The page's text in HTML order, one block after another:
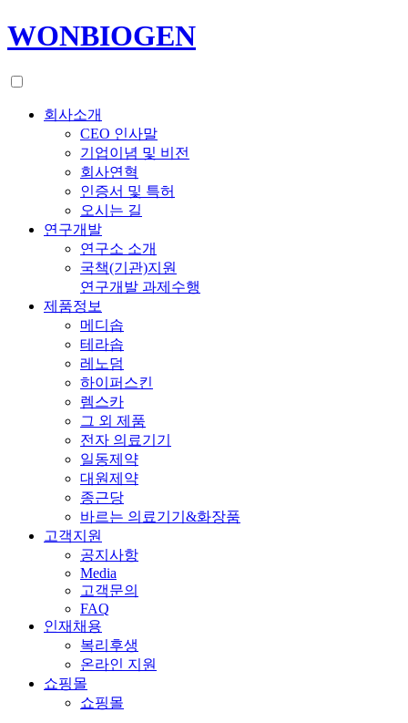
WONBIOGEN
회사소개
CEO 인사말
기업이념 및 비전
회사연혁
인증서 및 특허
오시는 길
연구개발
연구소 소개
국책(기관)지원
연구개발 과제수행
제품정보
메디솝
테라솝
레노덤
하이퍼스킨
렘스카
그 외 제품
전자 의료기기
일동제약
대원제약
종근당
바르는 의료기기&화장품
고객지원
공지사항
Media
고객문의
FAQ
인재채용
복리후생
온라인 지원
쇼핑몰
쇼핑몰